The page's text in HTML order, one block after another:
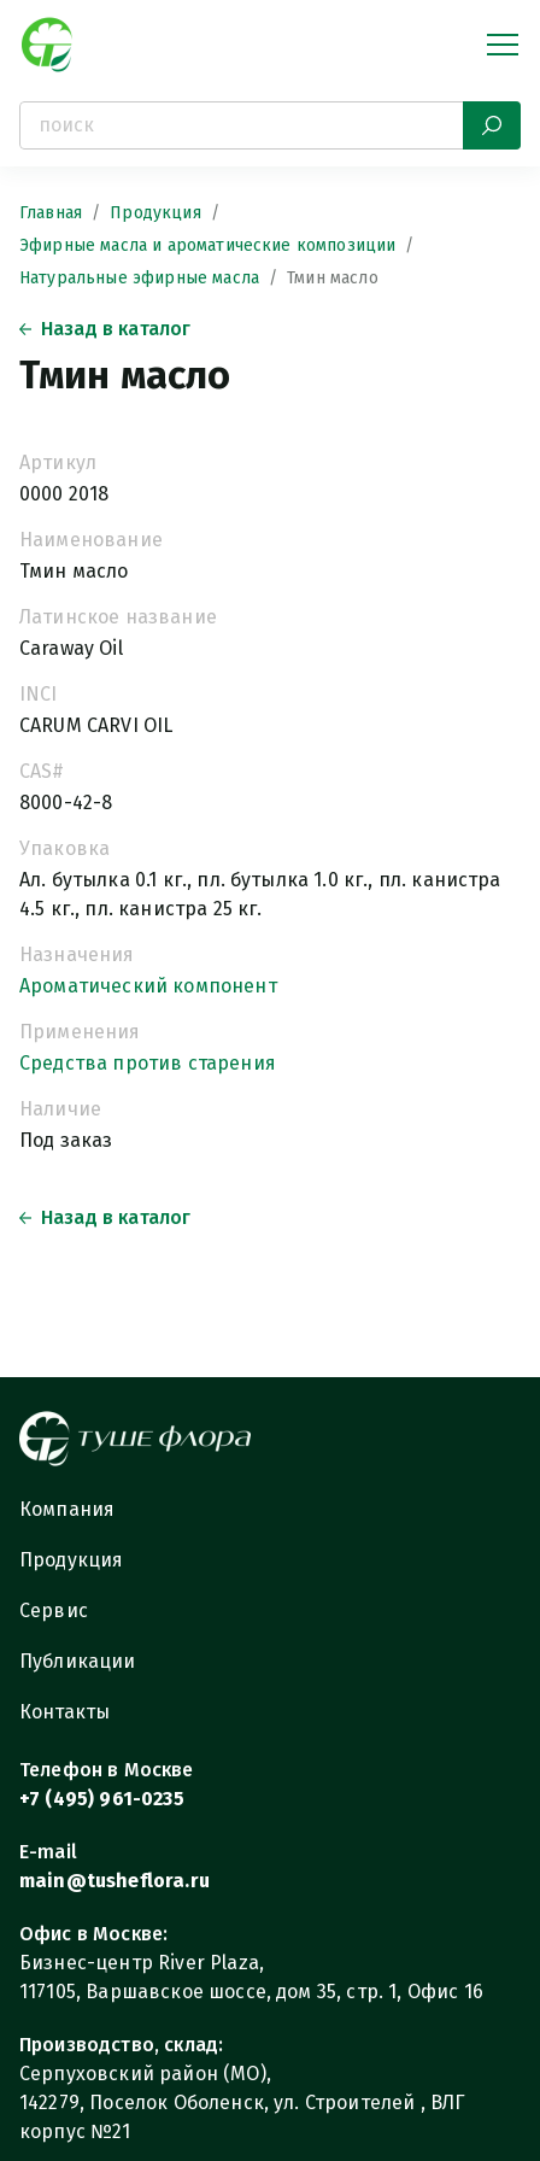
Главная
Продукция
Эфирные масла и ароматические композиции
Натуральные эфирные масла
Тмин масло
Назад в каталог
Тмин масло
Артикул
0000 2018
Наименование
Тмин масло
Латинское название
Caraway Oil
INCI
CARUM CARVI OIL
CAS#
8000-42-8
Упаковка
Ал. бутылка 0.1 кг., пл. бутылка 1.0 кг., пл. канистра
4.5 кг., пл. канистра 25 кг.
Назначения
Ароматический компонент
Применения
Средства против старения
Наличие
Под заказ
Назад в каталог
Компания
Продукция
Сервис
Публикации
Контакты
Телефон в Москве
+7 (495) 961-0235
E-mail
main@tusheflora.ru
Офис в Москве:
Бизнес-центр River Plaza,
117105, Варшавское шоссе, дом 35, стр. 1, Офис 16
Производство, склад:
Серпуховский район (МО),
142279, Поселок Оболенск, ул. Строителей , ВЛГ
корпус №21